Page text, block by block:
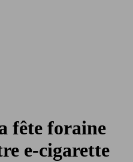
fête foraine
e-cigarette